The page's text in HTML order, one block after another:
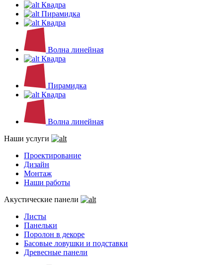
Квадра
Пирамидка
Квадра
Волна линейная
Квадра
Пирамидка
Квадра
Волна линейная
Наши услуги
Проектирование
Дизайн
Монтаж
Наши работы
Акустические панели
Листы
Панельки
Поролон в декоре
Басовые ловушки и подставки
Древесные панели